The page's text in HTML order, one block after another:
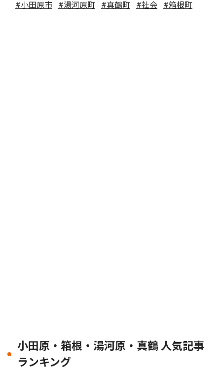
#小田原市 #湯河原町 #真鶴町 #社会 #箱根町
小田原・箱根・湯河原・真鶴 人気記事
ランキング